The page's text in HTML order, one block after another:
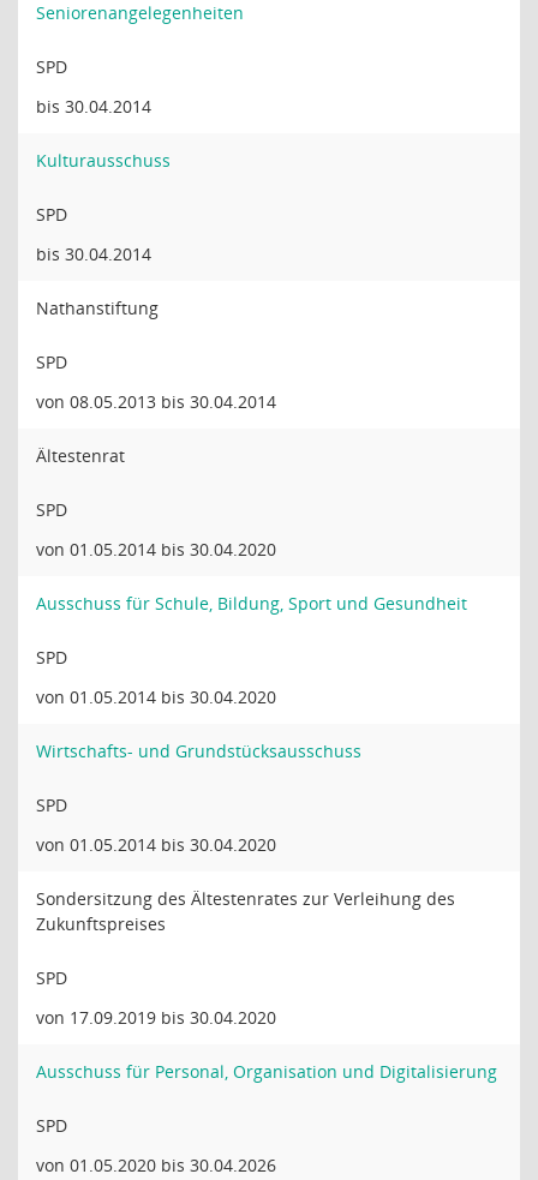
Seniorenangelegenheiten
SPD
bis 30.04.2014
Kulturausschuss
SPD
bis 30.04.2014
Nathanstiftung
SPD
von 08.05.2013 bis 30.04.2014
Ältestenrat
SPD
von 01.05.2014 bis 30.04.2020
Ausschuss für Schule, Bildung, Sport und Gesundheit
SPD
von 01.05.2014 bis 30.04.2020
Wirtschafts- und Grundstücksausschuss
SPD
von 01.05.2014 bis 30.04.2020
Sondersitzung des Ältestenrates zur Verleihung des
Zukunftspreises
SPD
von 17.09.2019 bis 30.04.2020
Ausschuss für Personal, Organisation und Digitalisierung
SPD
von 01.05.2020 bis 30.04.2026